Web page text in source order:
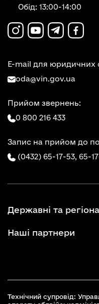
Обід: 13:00-14:00
E-mail для юридичних
oda@vin.gov.ua
Прийом звернень:
0 800 216 433
Запис на прийом до
(0432) 65-17-53, 65-
Державні та
Наші партнери
Технічний супровід: